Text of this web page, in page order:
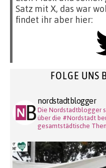
Satz mit X, das war
findet ihr aber hier:
FOLGE UNS
nordstadtblogger
Die Nordstadtblogger
über die #Nordstadt
gesamtstädtische